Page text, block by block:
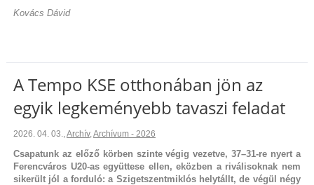
Kovács Dávid
A Tempo KSE otthonában jön az
egyik legkeményebb tavaszi feladat
2026. 04. 03.,Archív,Archívum - 2026
Csapatunk az előző körben szinte végig vezetve, 37–31-re nyert a
Ferencváros U20-as együttese ellen, eközben a riválisoknak nem
sikerült jól a forduló: a Szigetszentmiklós helytállt, de végül négy